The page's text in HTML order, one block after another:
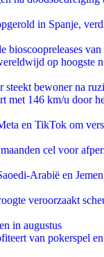
in Spanje,
bioscoopreleases
op hoogste
steekt bewoner na
met 146 km/u door
en TikTok om
cel voor
Arabië en
veroorzaakt
in augustus
van pokerspel